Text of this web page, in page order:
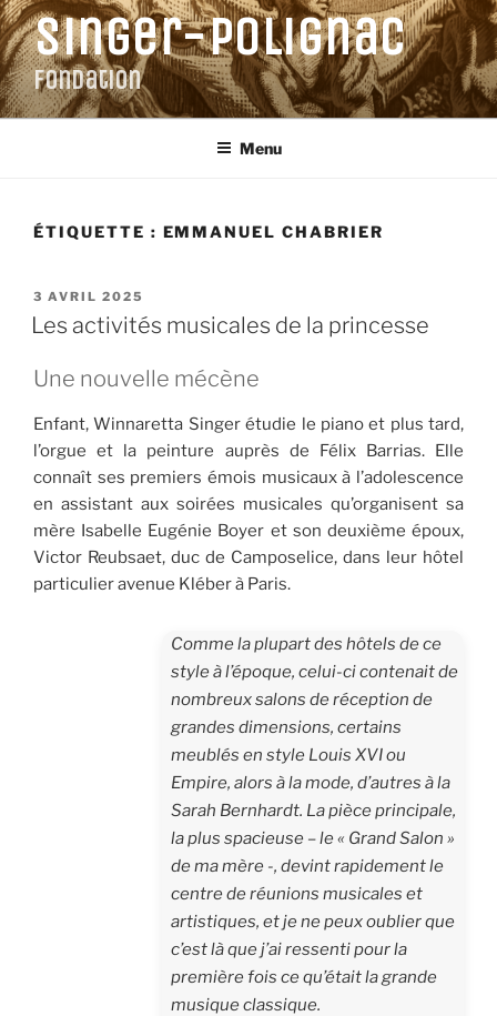
Aller
au
contenu
principal
Singer-Polignac
Fondation
Menu
ÉTIQUETTE : EMMANUEL CHABRIER
PUBLIÉ
LE
3 AVRIL 2025
Les activités musicales de la princesse
Une nouvelle mécène
Enfant, Winnaretta Singer étudie le piano et plus tard,
l’orgue et la peinture auprès de Félix Barrias. Elle
connaît ses premiers émois musicaux à l’adolescence
en assistant aux soirées musicales qu’organisent sa
mère Isabelle Eugénie Boyer et son deuxième époux,
Victor Reubsaet, duc de Camposelice, dans leur hôtel
particulier avenue Kléber à Paris.
Comme la plupart des hôtels de ce
style à l’époque, celui-ci contenait de
nombreux salons de réception de
grandes dimensions, certains
meublés en style Louis XVI ou
Empire, alors à la mode, d’autres à la
Sarah Bernhardt. La pièce principale,
la plus spacieuse – le « Grand Salon »
de ma mère -, devint rapidement le
centre de réunions musicales et
artis­tiques, et je ne peux oublier que
c’est là que j’ai ressenti pour la
première fois ce qu’était la grande
musique classique.